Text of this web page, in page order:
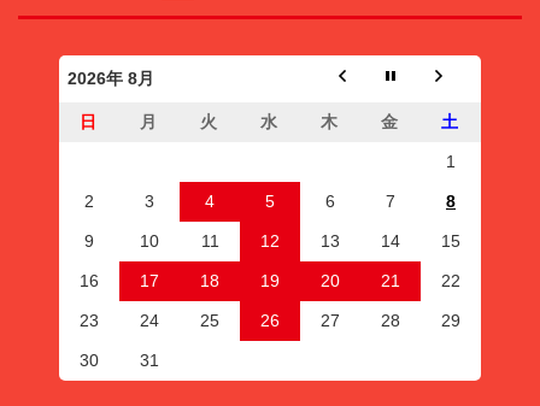
2026年 8月
日 月 火 水 木 金 土
1
2 3 4 5 6 7 8
9 10 11 12 13 14 15
16 17 18 19 20 21 22
23 24 25 26 27 28 29
30 31